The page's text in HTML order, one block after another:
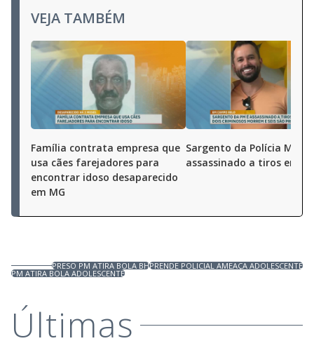
VEJA TAMBÉM
Família contrata empresa que
usa cães farejadores para
encontrar idoso desaparecido
em MG
Sargento da Polícia
assassinado a tiros em
PRESO PM ATIRA BOLA BHPRENDE POLICIAL AMEAÇA ADOLESCENTE
PM ATIRA BOLA ADOLESCENTE
Últimas